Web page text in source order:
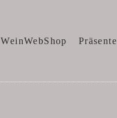
WeinWebShop Präsente